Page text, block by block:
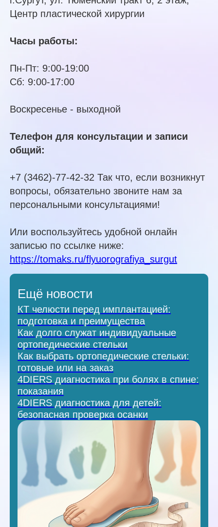
Центр пластической хирургии
Часы работы:
Пн-Пт: 9:00-19:00
Сб: 9:00-17:00
Воскресенье - выходной
Телефон для консультации и записи
общий:
+7 (3462)-77-42-32 Так что, если возникнут
вопросы, обязательно звоните нам за
персональными консультациями!
Или воспользуйтесь удобной онлайн
записью по ссылке ниже:
https://tomaks.ru/flyuorografiya_surgut
Ещё новости
КТ челюсти перед имплантацией:
подготовка и преимущества
Как долго служат индивидуальные
ортопедические стельки
Как выбрать ортопедические стельки:
готовые или на заказ
4DIERS диагностика при болях в спине:
показания
4DIERS диагностика для детей:
безопасная проверка осанки